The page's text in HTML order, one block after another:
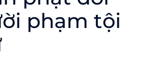
phạm tội